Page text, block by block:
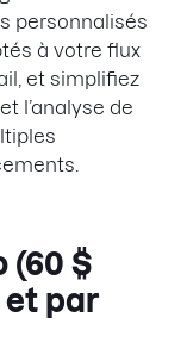
personnalisés
à votre flux
et simplifiez
l’analyse de
(60 $
et par